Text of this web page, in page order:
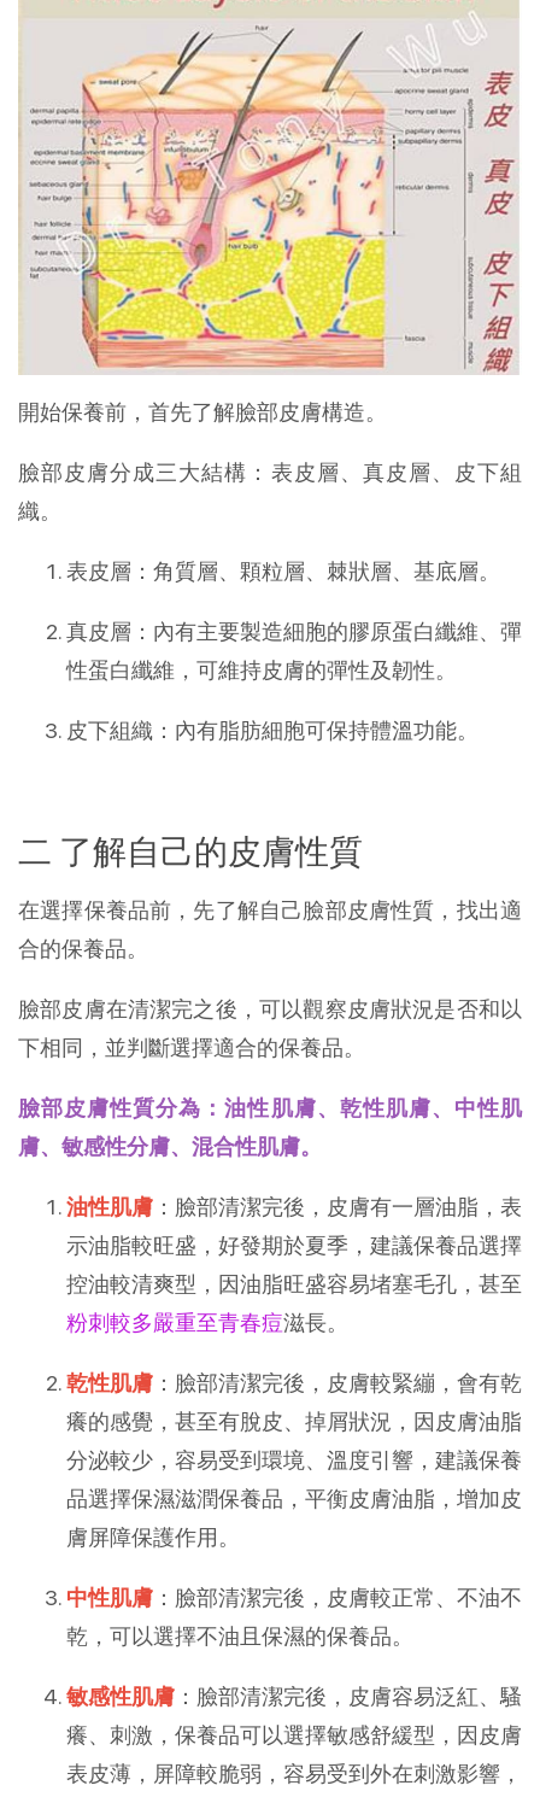
開始保養前，首先了解臉部皮膚構造。
臉部皮膚分成三大結構：表皮層、真皮層、皮下組
織。
表皮層：角質層、顆粒層、棘狀層、基底層。
真皮層：內有主要製造細胞的膠原蛋白纖維、彈
性蛋白纖維，可維持皮膚的彈性及韌性。
皮下組織：內有脂肪細胞可保持體溫功能。
二 了解自己的皮膚性質
在選擇保養品前，先了解自己臉部皮膚性質，找出適
合的保養品。
臉部皮膚在清潔完之後，可以觀察皮膚狀況是否和以
下相同，並判斷選擇適合的保養品。
臉部皮膚性質分為：油性肌膚、乾性肌膚、中性肌
膚、敏感性分膚、混合性肌膚。
油性肌膚 ：臉部清潔完後，皮膚有一層油脂，表
示油脂較旺盛，好發期於夏季，建議保養品選擇
控油較清爽型，因油脂旺盛容易堵塞毛孔，甚至
粉刺較多嚴重至青春痘滋長。
乾性肌膚 ：臉部清潔完後，皮膚較緊繃，會有乾
癢的感覺，甚至有脫皮、掉屑狀況，因皮膚油脂
分泌較少，容易受到環境、溫度引響，建議保養
品選擇保濕滋潤保養品，平衡皮膚油脂，增加皮
膚屏障保護作用。
中性肌膚 ：臉部清潔完後，皮膚較正常、不油不
乾，可以選擇不油且保濕的保養品。
敏感性肌膚 ：臉部清潔完後，皮膚容易泛紅、騷
癢、刺激，保養品可以選擇敏感舒緩型，因皮膚
表皮薄，屏障較脆弱，容易受到外在刺激影響，